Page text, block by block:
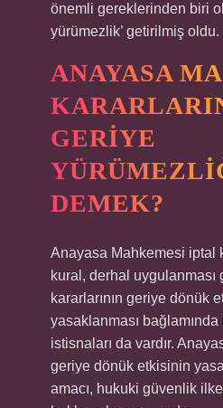
önemli gereklerinden biri
yürümezlik’ getirilmiş oldu.
ANAYASA
GERIYE
DEMEK?
Anayasa Mahkemesi iptal
kural, derhal uygulanması
kararlarının geriye dönük
yasaklanması bağlamında
istisnaları da vardır.
geriye dönük etkisinin
amacı, hukuki güvenlik